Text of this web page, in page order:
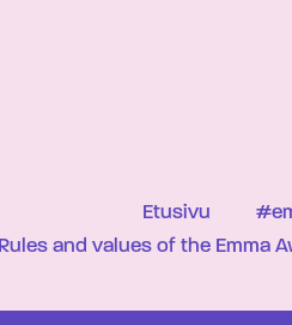
Etusivu
Rules and values of the Emma